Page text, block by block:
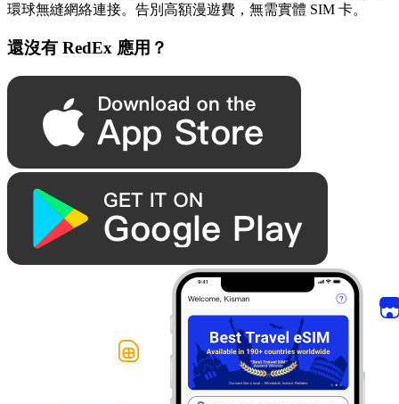
環球無縫網絡連接。告別高額漫遊費，無需實體 SIM 卡。
還沒有 RedEx 應用？